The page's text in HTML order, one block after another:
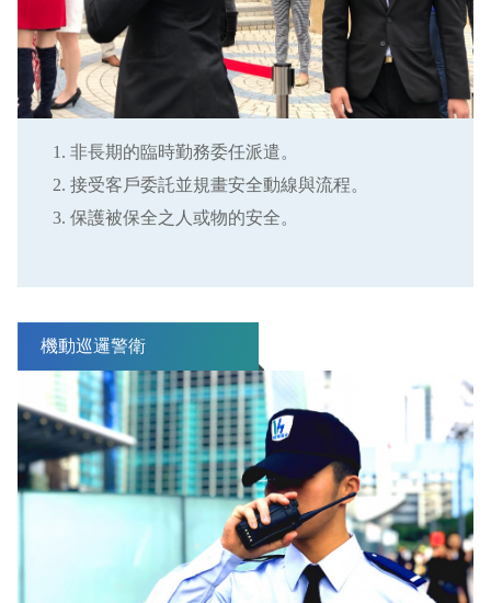
非長期的臨時勤務委任派遣。
接受客戶委託並規畫安全動線與流程。
保護被保全之人或物的安全。
機動巡邏警衛